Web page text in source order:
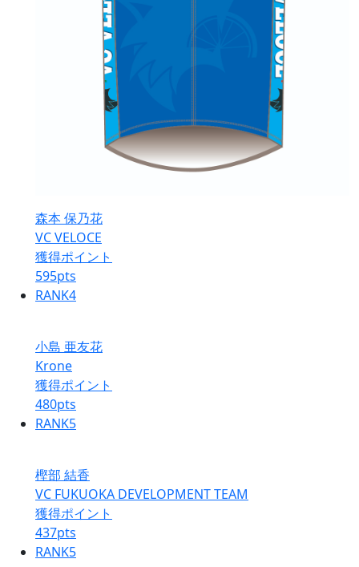
森本 保乃花
VC VELOCE
獲得ポイント
595pts
RANK4
小島 亜友花
Krone
獲得ポイント
480pts
RANK5
樫部 結香
VC FUKUOKA DEVELOPMENT TEAM
獲得ポイント
437pts
RANK5